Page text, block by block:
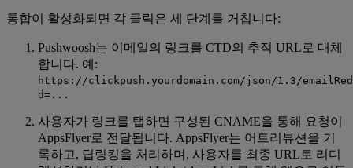
통합이 활성화되면 각 클릭은 세 단계를 거칩니다:
Pushwoosh는 이메일의 링크를 CTD의 추적 URL로 대체
합니다. 예:
https://clickpush.yourdomain.com/json/1.3/
d=...
사용자가 링크를 탭하면 구성된 CNAME을 통해 요청이
AppsFlyer로 전달됩니다. AppsFlyer는 어트리뷰션을 기
록하고, 딥링킹을 처리하며, 사용자를 최종 URL로 리디